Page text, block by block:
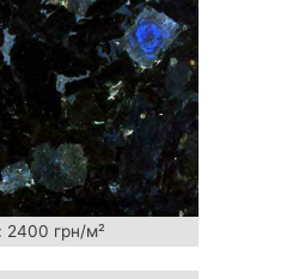
2400 грн/м²